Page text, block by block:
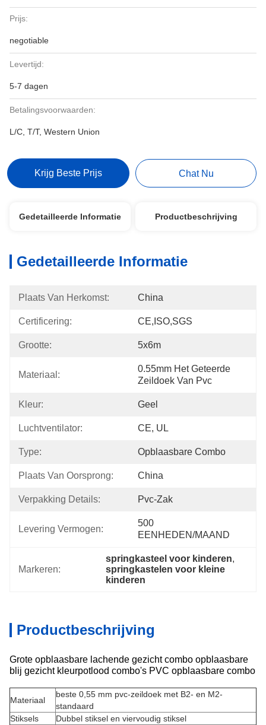
Prijs:
negotiable
Levertijd:
5-7 dagen
Betalingsvoorwaarden:
L/C, T/T, Western Union
Krijg Beste Prijs Chat Nu
Gedetailleerde Informatie Productbeschrijving
Gedetailleerde Informatie
Plaats Van Herkomst: China
Certificering: CE,ISO,SGS
Grootte: 5x6m
Materiaal:
0.55mm Het Geteerde
Zeildoek Van Pvc
Kleur: Geel
Luchtventilator: CE, UL
Type: Opblaasbare Combo
Plaats Van Oorsprong: China
Verpakking Details: Pvc-Zak
Levering Vermogen:
500
EENHEDEN/MAAND
Markeren:
springkasteel voor kinderen,
springkastelen voor kleine
kinderen
Productbeschrijving
Grote opblaasbare lachende gezicht combo opblaasbare
blij gezicht kleurpotlood combo's PVC opblaasbare combo
Materiaal
beste 0,55 mm pvc-zeildoek met B2- en M2-
standaard
Stiksels
Dubbel stiksel en viervoudig stiksel